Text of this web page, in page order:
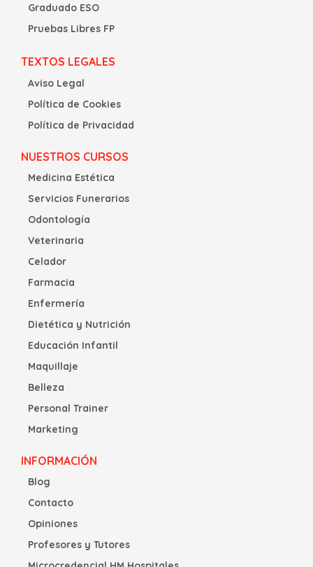
Graduado ESO
Pruebas Libres FP
TEXTOS LEGALES
Aviso Legal
Política de Cookies
Política de Privacidad
NUESTROS CURSOS
Medicina Estética
Servicios Funerarios
Odontología
Veterinaria
Celador
Farmacia
Enfermería
Dietética y Nutrición
Educación Infantil
Maquillaje
Belleza
Personal Trainer
Marketing
INFORMACIÓN
Blog
Contacto
Opiniones
Profesores y Tutores